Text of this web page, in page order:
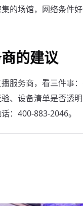
的场馆，网络条件
的建议
服务商，看三件事
、设备清单是否透
：400-883-2046。